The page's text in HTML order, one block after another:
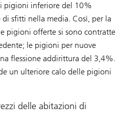
pigioni inferiore del 10%
sfitti nella media. Così, per la
pigioni offerte si sono contratte
le pigioni per nuove
flessione addirittura del 3,4%.
un ulteriore calo delle pigioni
delle abitazioni di